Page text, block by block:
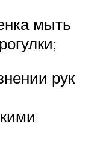
мыть
рук